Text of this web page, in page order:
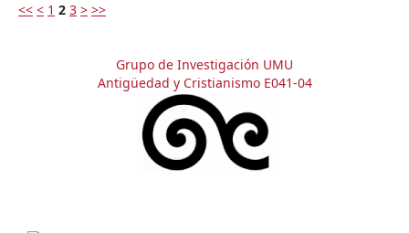
<< < 1 2 3 > >>
Grupo de Investigación UMU
Antigüedad y Cristianismo E041-04